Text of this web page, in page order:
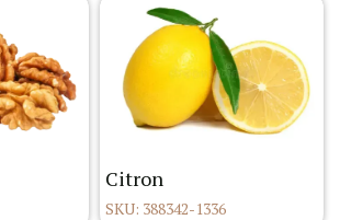
Citron
SKU: 388342-1336